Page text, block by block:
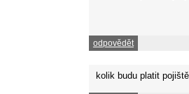
odpovědět
kolik budu platit